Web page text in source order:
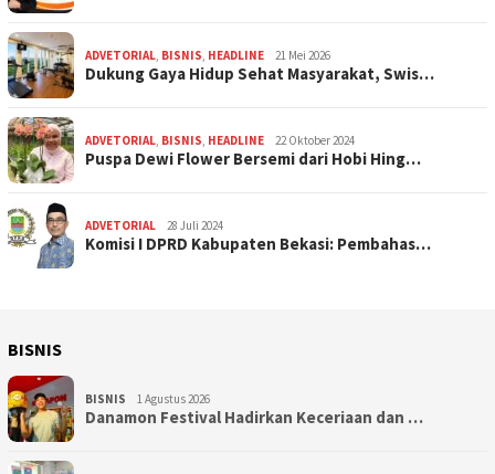
ADVETORIAL BISNIS HEADLINE 21 Mei 2026
Dukung Gaya Hidup Sehat Masyarakat, Swis…
ADVETORIAL BISNIS HEADLINE 22 Oktober 2024
Puspa Dewi Flower Bersemi dari Hobi Hing…
ADVETORIAL 28 Juli 2024
Komisi I DPRD Kabupaten Bekasi: Pembahas…
BISNIS
BISNIS 1 Agustus 2026
Danamon Festival Hadirkan Keceriaan dan …